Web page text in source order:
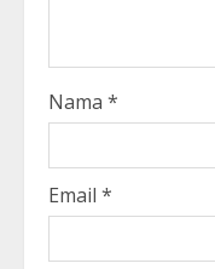
Nama *
Email *